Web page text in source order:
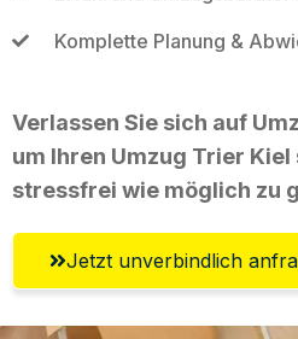
Komplette Planung &
Verlassen Sie sich auf
um Ihren Umzug Trier
stressfrei wie möglich zu
Jetzt unverbindlich